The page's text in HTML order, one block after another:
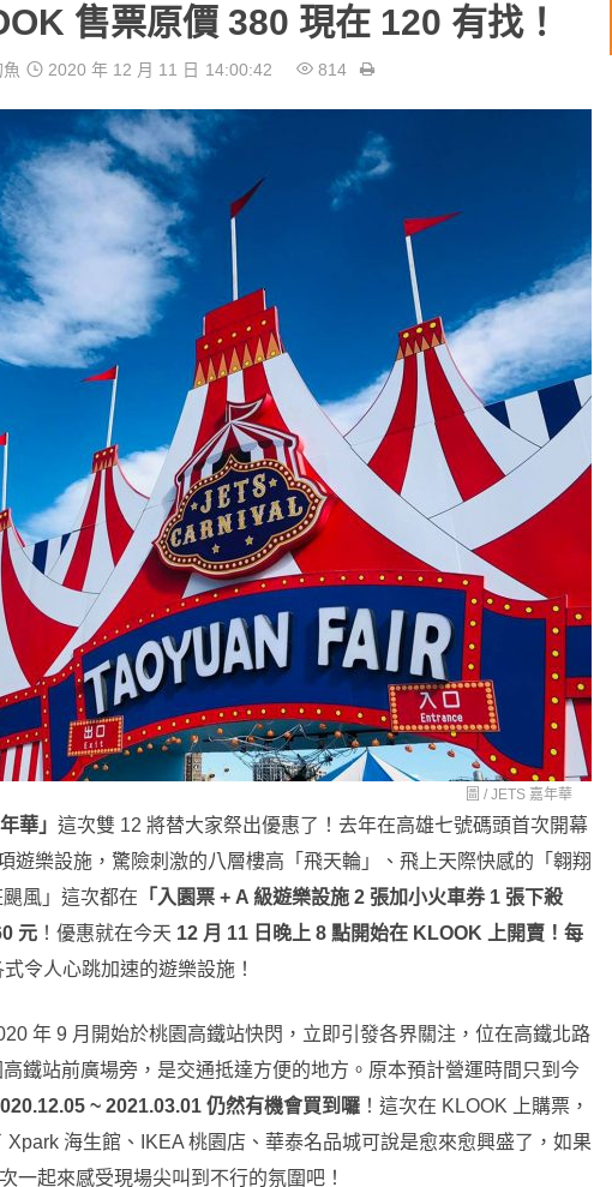
售票原價 380 現在 120 有找！
2020 年 12 月 11 日 14:00:42 814
圖 /JETS 嘉年華
華」 這次雙 12 將替大家祭出優惠了！去年在高雄七號碼頭首次開幕
遊樂設施，驚險刺激的八層樓高「飛天輪」、飛上天際快感的「翱翔
風」這次都在 「入園票 + A 級遊樂設施 2 張加小火車券 1 張下殺
元 ！優惠就在今天 12 月 11 日晚上 8 點開始在 KLOOK 上開賣！每
令人心跳加速的遊樂設施！
年 9 月開始於桃園高鐵站快閃，立即引發各界關注，位在高鐵北路
鐵站前廣場旁，是交通抵達方便的地方。原本預計營運時間只到今
~ 2021.03.01 仍然有機會買到囉 ！這次在 KLOOK 上購票，
海生館、IKEA 桃園店、華泰名品城可說是愈來愈興盛了，如果
一起來感受現場尖叫到不行的氛圍吧！